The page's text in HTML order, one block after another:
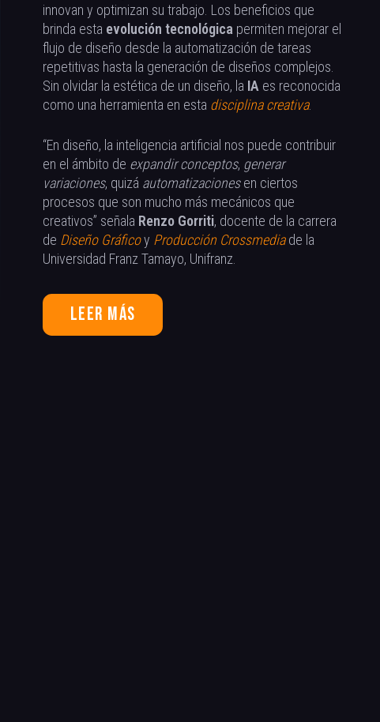
innovan y optimizan su trabajo. Los beneficios que
brinda esta evolución tecnológica permiten mejorar el
flujo de diseño desde la automatización de tareas
repetitivas hasta la generación de diseños complejos.
Sin olvidar la estética de un diseño, la IA es reconocida
como una herramienta en esta disciplina creativa.
“En diseño, la inteligencia artificial nos puede contribuir
en el ámbito de expandir conceptos, generar
variaciones, quizá automatizacionesen ciertos
procesos que son mucho más mecánicos que
creativos” señala Renzo Gorriti, docente de la carrera
de Diseño Gráficoy Producción Crossmediade la
Universidad Franz Tamayo, Unifranz.
Leer más